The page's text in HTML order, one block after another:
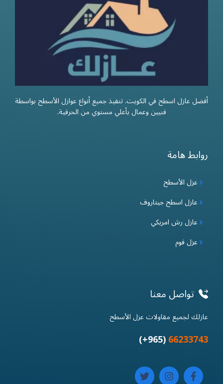
أفضل عازل اسطح في الكويت. تنفيذ جميع أنواع عوازل الأسطح بواسطة
فنيين وعمال بأعلي مستوي من الحرفية.
روابط هامة
عزل الأسطح
عازل اسطح جيتاروف
عازل رش امريكي
عزل فوم
تواصل معنا
عازلك لجميع مقاولات عزل الأسطح
66233743
(965+)